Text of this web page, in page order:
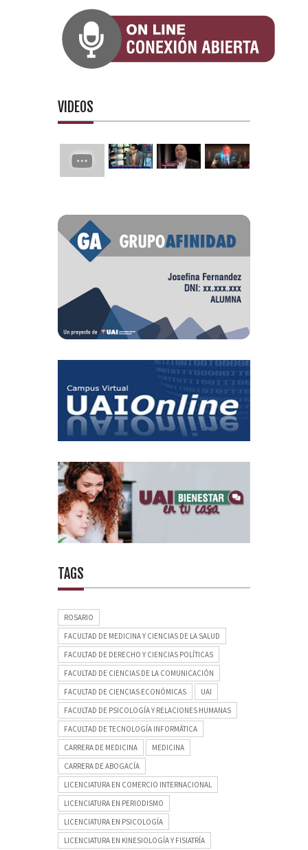
VIDEOS
TAGS
ROSARIO
FACULTAD DE MEDICINA Y CIENCIAS DE LA SALUD
FACULTAD DE DERECHO Y CIENCIAS POLÍTICAS
FACULTAD DE CIENCIAS DE LA COMUNICACIÓN
FACULTAD DE CIENCIAS ECONÓMICAS
UAI
FACULTAD DE PSICOLOGÍA Y RELACIONES HUMANAS
FACULTAD DE TECNOLOGÍA INFORMÁTICA
CARRERA DE MEDICINA
MEDICINA
CARRERA DE ABOGACÍA
LICENCIATURA EN COMERCIO INTERNACIONAL
LICENCIATURA EN PERIODISMO
LICENCIATURA EN PSICOLOGÍA
LICENCIATURA EN KINESIOLOGÍA Y FISIATRÍA